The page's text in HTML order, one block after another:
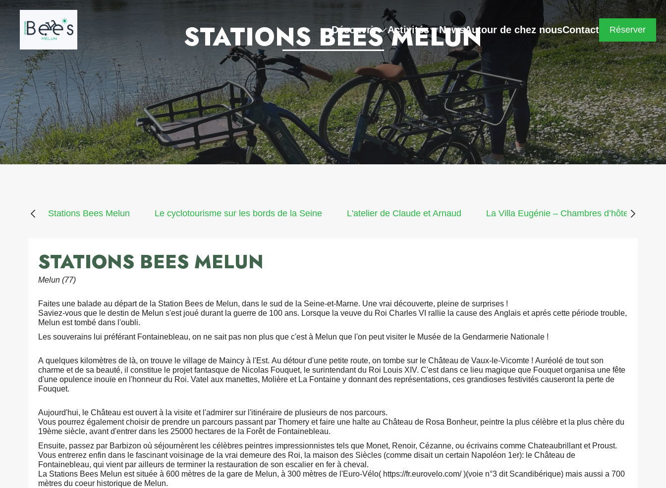
Découvrir Activités NewsAutour de chez nousContact Réserver
STATIONS BEES MELUN
Stations Bees Melun Le cyclotourisme sur les bords de la Seine L'atelier de Claude et Arnaud La Villa Eugénie – Chambres d’hôtes &
STATIONS BEES MELUN
Melun (77)
Faites une balade au départ de la Station Bees de Melun, dans le sud de la Seine-et-Marne. Une vrai découverte, pleine de surprises !
Saviez-vous que le destin de Melun s'est joué durant la guerre de 100 ans. Lorsque la veuve du Roi Charles VI rallie la cause des Anglais et aprés cette période trouble,
Melun est tombé dans l'oubli.
Les souverains lui préférant Fontainebleau, on ne sait pas non plus que c'est à Melun que l'on peut visiter le Musée de la Gendarmerie Nationale !
A quelques kilomètres de là, on trouve le village de Maincy à l'Est. Au détour d'une petite route, on tombe sur le Château de Vaux-le-Vicomte ! Auréolé de tout son
charme et de sa beauté, il constitue le projet fantasque de Nicolas Fouquet, le surintendant du Roi Louis XIV. C'est dans ce lieu magique que Fouquet organisa une fête
d'une opulence inouïe en l'honneur du Roi. Vatel aux manettes, Molière et La Fontaine y donnant des représentations, ces grandioses festivités causeront la perte de
Fouquet.
Aujourd'hui, le Château est ouvert à la visite et l'admirer sur l'itinéraire de plusieurs de nos parcours.
Vous pourrez également choisir de prendre un parcours passant par Thomery et faire une halte au Château de Rosa Bonheur, peintre la plus célèbre et la plus chère du
19ème siècle, avant d'entrer dans les 25000 hectares de la Forêt de Fontainebleau.
Ensuite, passez par Barbizon où séjournèrent les célèbres peintres impressionnistes tels que Monet, Renoir, Cézanne, ou écrivains comme Chateaubrillant et Proust.
Vous entrerez enfin dans le fascinant voisinage de la vrai demeure des Roi, la maison des Siècles (comme disait un certain Napoléon 1er): le Château de
Fontainebleau, qui vient par ailleurs de terminer la restauration de son escalier en fer à cheval.
La Stations Bees Melun est située à 600 mètres de la gare de Melun, à 300 mètres de l'Euro-Vélo( https://fr.eurovelo.com/ )(voie n°3 dit Scandibérique) mais aussi a 700
mètres du coeur historique de Melun.